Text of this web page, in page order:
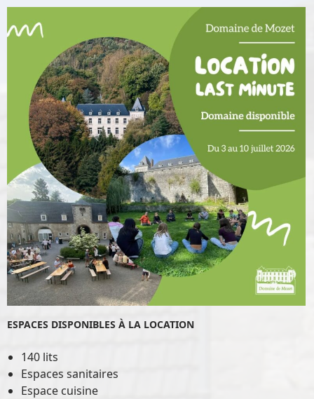
ESPACES DISPONIBLES À LA LOCATION
140 lits
Espaces sanitaires
Espace cuisine